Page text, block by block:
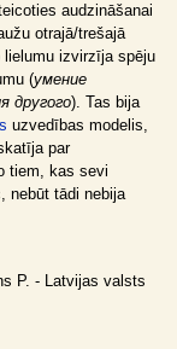
audzināšanai
otrajā/trešajā
lielumu izvirzīja spēju
(умение
другого). Tas bija
uzvedības modelis,
par
tiem, kas sevi
nebūt tādi nebija
P. - Latvijas valsts